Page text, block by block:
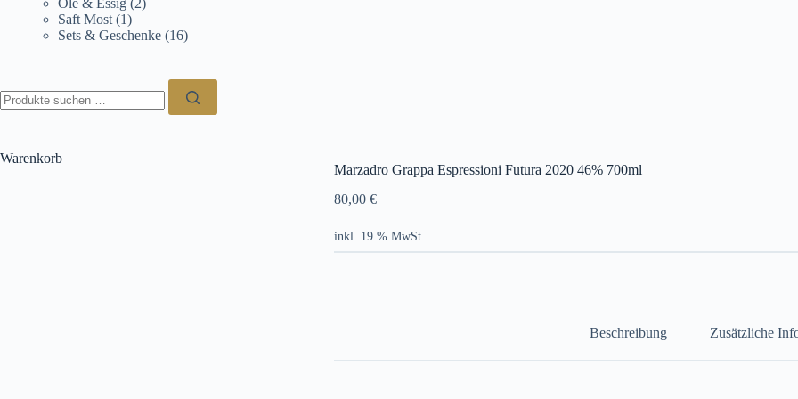
Marzadro Grappa Espressioni Futura 2020 46% 700ml
80,00 €
inkl. 19 % MwSt.
Beschreibung Zusätzliche
Öle & Essig (2)
Saft Most (1)
Sets & Geschenke (16)
nach:
Warenkorb